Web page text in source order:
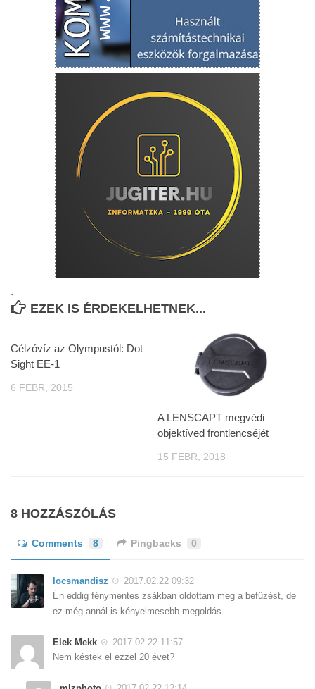
.
EZEK IS ÉRDEKELHETNEK...
Célzóvíz az Olympustól: Dot
Sight EE-1
6 FEBR, 2015
A LENSCAPT megvédi
objektíved frontlencséjét
15 FEBR, 2018
8 HOZZÁSZÓLÁS
Comments 8 Pingbacks 0
locsmandisz
2017.02.22 09:32
Én eddig fénymentes zsákban oldottam meg a befűzést, de
ez még annál is kényelmesebb megoldás.
Elek Mekk
2017.02.22 11:57
Nem késtek el ezzel 20 évet?